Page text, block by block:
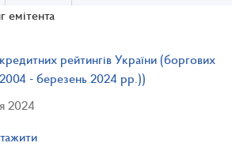
емітента
рейтингів України (боргових
2004 - березень 2024 рр.))
2024